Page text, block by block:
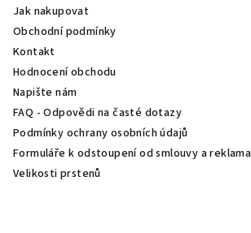
Jak nakupovat
Obchodní podmínky
Kontakt
Hodnocení obchodu
Napište nám
FAQ - Odpovědi na časté dotazy
Podmínky ochrany osobních údajů
Formuláře k odstoupení od smlouvy a
Velikosti prstenů